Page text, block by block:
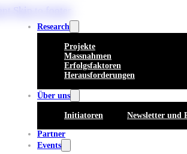
Research
Projekte
Massnahmen
Erfolgsfaktoren
Herausforderungen
Über uns
Initiatoren Newsletter und
Partner
Events